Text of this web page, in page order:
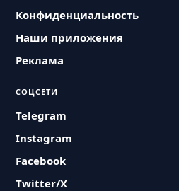
Конфиденциальность
Наши приложения
Реклама
СОЦСЕТИ
Telegram
Instagram
Facebook
Twitter/X